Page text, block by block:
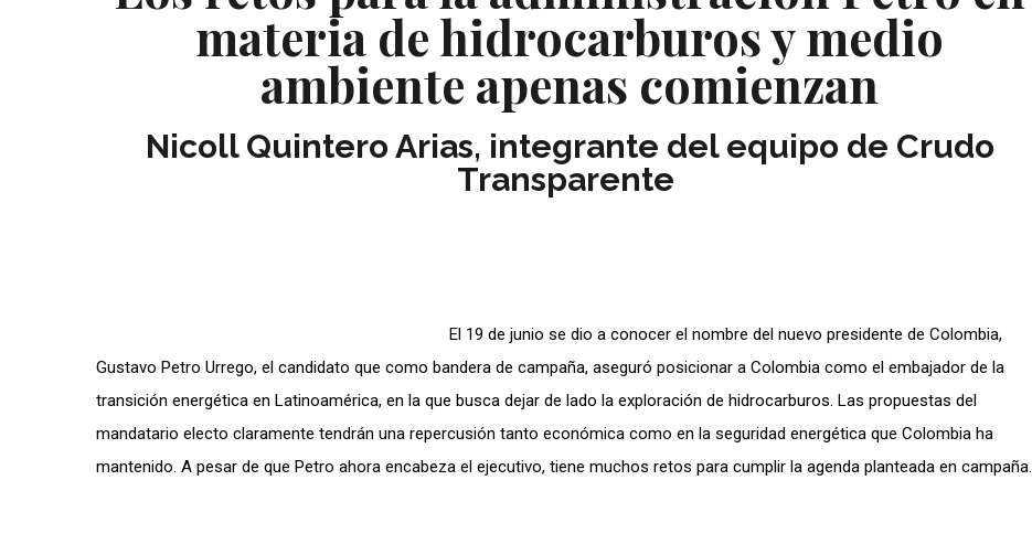
materia de hidrocarburos y medio
ambiente apenas comienzan
Nicoll Quintero Arias, integrante del equipo de Crudo
Transparente
El 19 de junio se dio a conocer el nombre del nuevo presidente de Colombia,
Gustavo Petro Urrego, el candidato que como bandera de campaña, aseguró posicionar a Colombia como el embajador de la
transición energética en Latinoamérica, en la que busca dejar de lado la exploración de hidrocarburos. Las propuestas del
mandatario electo claramente tendrán una repercusión tanto económica como en la seguridad energética que Colombia ha
mantenido. A pesar de que Petro ahora encabeza el ejecutivo, tiene muchos retos para cumplir la agenda planteada en campaña.